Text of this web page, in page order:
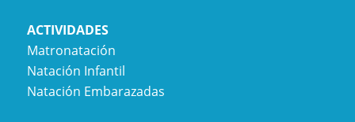
ACTIVIDADES
Matronatación
Natación Infantil
Natación Embarazadas